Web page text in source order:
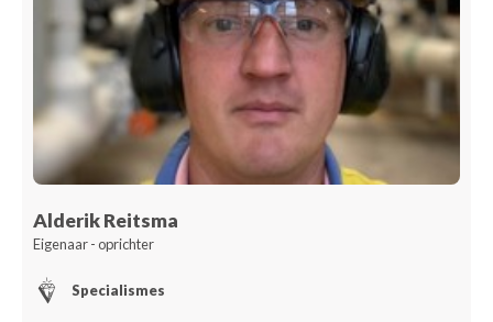
Alderik Reitsma
Eigenaar - oprichter
Specialismes